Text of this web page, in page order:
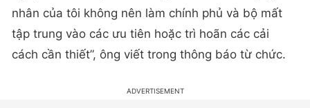
nhân của tôi không nên làm chính phủ và bộ mất
tập trung vào các ưu tiên hoặc trì hoãn các cải
cách cần thiết”, ông viết trong thông báo từ chức.